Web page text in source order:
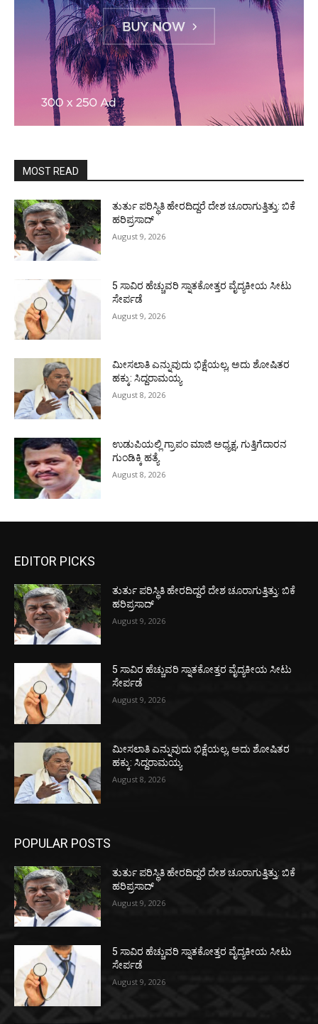
MOST READ
ತುರ್ತು ಪರಿಸ್ಥಿತಿ ಹೇರದಿದ್ದರೆ ದೇಶ ಚೂರಾಗುತ್ತಿತ್ತು: ಬಿಕೆ
ಹರಿಪ್ರಸಾದ್
August 9, 2026
5 ಸಾವಿರ ಹೆಚ್ಚುವರಿ ಸ್ನಾತಕೋತ್ತರ ವೈದ್ಯಕೀಯ ಸೀಟು
ಸೇರ್ಪಡೆ
August 9, 2026
ಮೀಸಲಾತಿ ಎನ್ನುವುದು ಭಿಕ್ಷೆಯಲ್ಲ, ಅದು ಶೋಷಿತರ
ಹಕ್ಕು: ಸಿದ್ದರಾಮಯ್ಯ
August 8, 2026
ಉಡುಪಿಯಲ್ಲಿ ಗ್ರಾಪಂ ಮಾಜಿ ಅಧ್ಯಕ್ಷ, ಗುತ್ತಿಗೆದಾರನ
ಗುಂಡಿಕ್ಕಿ ಹತ್ಯೆ
August 8, 2026
EDITOR PICKS
ತುರ್ತು ಪರಿಸ್ಥಿತಿ ಹೇರದಿದ್ದರೆ ದೇಶ ಚೂರಾಗುತ್ತಿತ್ತು: ಬಿಕೆ
ಹರಿಪ್ರಸಾದ್
August 9, 2026
5 ಸಾವಿರ ಹೆಚ್ಚುವರಿ ಸ್ನಾತಕೋತ್ತರ ವೈದ್ಯಕೀಯ ಸೀಟು
ಸೇರ್ಪಡೆ
August 9, 2026
ಮೀಸಲಾತಿ ಎನ್ನುವುದು ಭಿಕ್ಷೆಯಲ್ಲ, ಅದು ಶೋಷಿತರ
ಹಕ್ಕು: ಸಿದ್ದರಾಮಯ್ಯ
August 8, 2026
POPULAR POSTS
ತುರ್ತು ಪರಿಸ್ಥಿತಿ ಹೇರದಿದ್ದರೆ ದೇಶ ಚೂರಾಗುತ್ತಿತ್ತು: ಬಿಕೆ
ಹರಿಪ್ರಸಾದ್
August 9, 2026
5 ಸಾವಿರ ಹೆಚ್ಚುವರಿ ಸ್ನಾತಕೋತ್ತರ ವೈದ್ಯಕೀಯ ಸೀಟು
ಸೇರ್ಪಡೆ
August 9, 2026